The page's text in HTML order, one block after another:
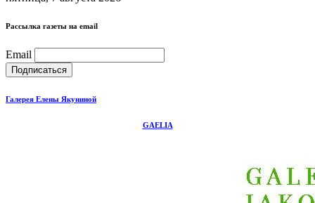
Рассылка газеты на email
Email
Галерея Елены Якуниной
GAELIA